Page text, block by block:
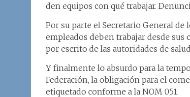
den equipos con qué trabajar.
Por su parte el Secretario General de
empleados deben trabajar desde
por escrito de las autoridades de
Y finalmente lo absurdo para la
Federación, la obligación para el
etiquetado conforme a la NOM 051.